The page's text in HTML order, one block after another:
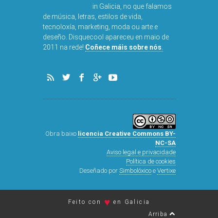
in Galicia, no que falamos
de música, letras, estilos de vida,
tecnoloxía, marketing, moda ou arte e
deseño. Disquecool apareceu en maio de
2011 na rede! Coñece máis sobre nós
Obra baixo licencia Creative Commons BY-
NC-SA
Aviso legal e privacidade
Política de cookies
Deseñado por Simbolóxicoe Vertixe
Feito con ♥ en Galicia
Arriba